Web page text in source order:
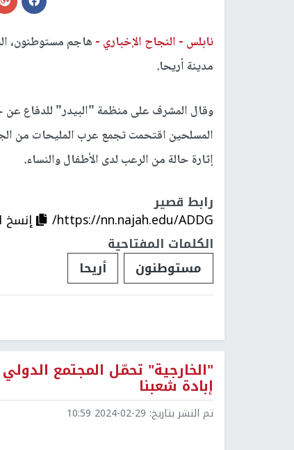
نابلس - النجاح الإخباري -هاجم مستوطنون،
مدينة أريحا.
وقال المشرف على منظمة "البيدر" للدفاع
المسلحين اقتحمت تجمع عرب المليحات من
إثارة حالة من الرعب لدى الأطفال والنساء.
رابط قصير
https://nn.najah.edu/ADDG/
إنسخ
الكلمات المفتاحية
مستوطنون
أريحا
"الخارجية" تحمّل المجتمع
إبادة شعبنا
تم النشر بتاريخ: 2024-02-29 10:59